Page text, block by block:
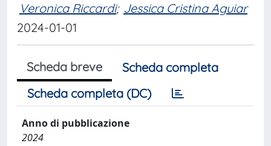
Veronica Riccardi; Jessica Cristina Aguiar
2024-01-01
Scheda breve
Scheda completa
Scheda completa (DC)
Anno di pubblicazione
2024